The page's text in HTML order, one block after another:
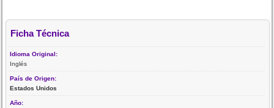
Ficha Técnica
Idioma Original:
Inglés
País de Origen:
Estados Unidos
Año: